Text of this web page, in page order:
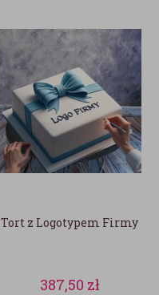
Tort z Logotypem Firmy
387,50 zł